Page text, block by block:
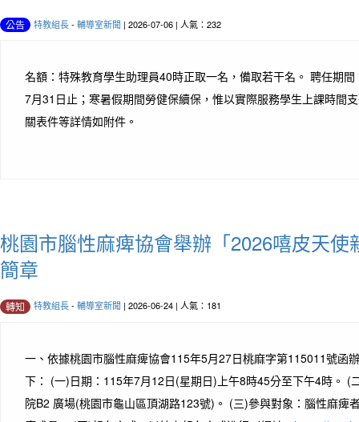
公告 特教組長- 輔導室新聞 | 2026-07-06 | 人氣：232
名額：特殊教育學生助理員40時正取一名，備取若干名。 聘任期
7月31日止；寒暑假期間勞健保續保，惟以實際服務學生上課時間
關表件等詳情如附件。
桃園市腦性麻痺協會舉辦「2026嘻皮天使
簡章
轉知 特教組長- 輔導室新聞 | 2026-06-24 | 人氣：181
一、依據桃園市腦性麻痺協會115年5月27日桃麻字第115011號函
下： (一)日期：115年7月12日(星期日)上午8時45分至下午4時。 (
院B2 廣場(桃園市龜山區頂湖路123號)。 (三)參與對象：腦性麻痺